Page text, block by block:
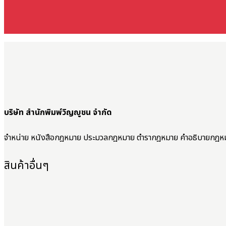
บริษัท สำนักพิมพ์วิญญูชน จำกัด
จำหน่าย หนังสือกฎหมาย ประมวลกฎหมาย ตำรากฎหมาย คำอธิบายกฎห
สินค้าอื่นๆ